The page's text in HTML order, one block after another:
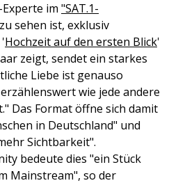
im "SAT.1-
zu sehen ist, exklusiv
'Hochzeit auf den ersten Blick'
zeigt, sendet ein starkes
Liebe ist genauso
wie jede andere
Das Format öffne sich damit
in Deutschland" und
Sichtbarkeit".
bedeute dies "ein Stück
Mainstream", so der